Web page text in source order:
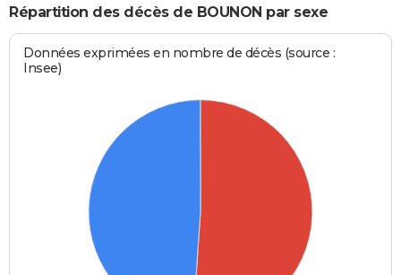
Répartition des décès de BOUNON par sexe
Données exprimées en nombre de décès (source :
Insee)